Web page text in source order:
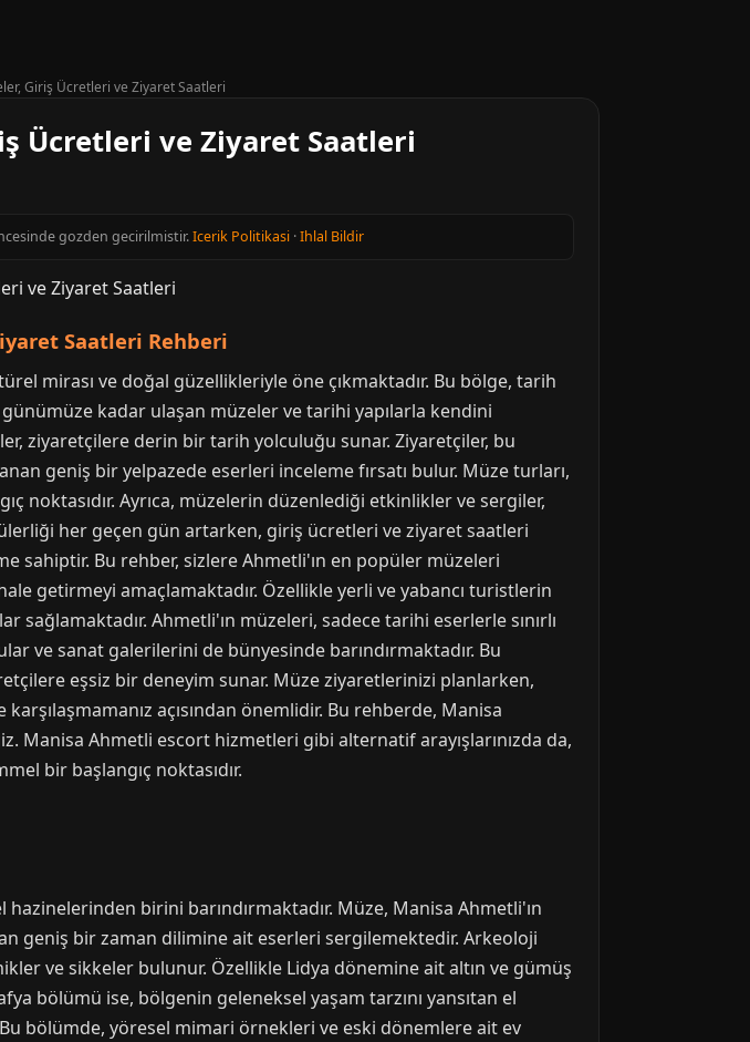
Giriş Ücretleri ve Ziyaret Saatleri
Ücretleri ve Ziyaret Saatleri
gozden gecirilmistir.Icerik Politikasi ·Ihlal Bildir
Saatleri Rehberi
mirası ve doğal güzellikleriyle öne çıkmaktadır. Bu bölge, tarih
kadar ulaşan müzeler ve tarihi yapılarla kendini
ziyaretçilere derin bir tarih yolculuğu sunar. Ziyaretçiler, bu
geniş bir yelpazede eserleri inceleme fırsatı bulur. Müze turları,
noktasıdır. Ayrıca, müzelerin düzenlediği etkinlikler ve sergiler,
her geçen gün artarken, giriş ücretleri ve ziyaret saatleri
sahiptir. Bu rehber, sizlere Ahmetli'ın en popüler müzeleri
getirmeyi amaçlamaktadır. Özellikle yerli ve yabancı turistlerin
Ahmetli'ın müzeleri, sadece tarihi eserlerle sınırlı
ve sanat galerilerini de bünyesinde barındırmaktadır. Bu
eşsiz bir deneyim sunar. Müze ziyaretlerinizi planlarken,
açısından önemlidir. Bu rehberde, Manisa
Manisa Ahmetli escort hizmetleri gibi alternatif arayışlarınızda da,
bir başlangıç noktasıdır.
birini barındırmaktadır. Müze, Manisa Ahmetli'ın
geniş bir zaman dilimine ait eserleri sergilemektedir. Arkeoloji
ve sikkeler bulunur. Özellikle Lidya dönemine ait altın ve gümüş
bölümü ise, bölgenin geleneksel yaşam tarzını yansıtan el
bölümde, yöresel mimari örnekleri ve eski dönemlere ait ev